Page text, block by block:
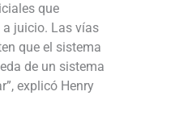
que
a juicio. Las vías
que el sistema
de un sistema
explicó Henry